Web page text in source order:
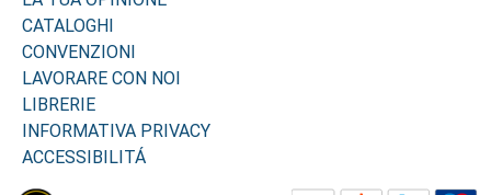
CATALOGHI
CONVENZIONI
LAVORARE CON NOI
LIBRERIE
INFORMATIVA PRIVACY
ACCESSIBILITÁ